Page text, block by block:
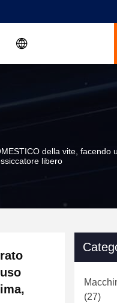
della vite, facendo
libero
(27)